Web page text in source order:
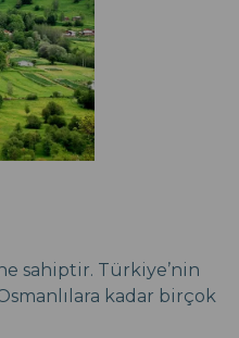
sahiptir. Türkiye’nin
kadar birçok